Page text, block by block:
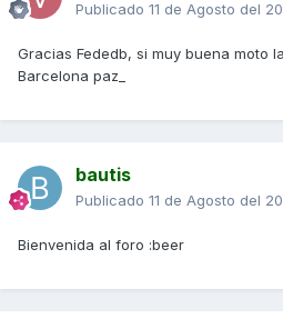
Publicado 11 de Agosto del
Gracias Fededb, si muy buena moto
Barcelona paz_
bautis
Publicado 11 de Agosto del
Bienvenida al foro :beer